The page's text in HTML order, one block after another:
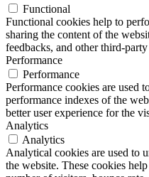
Functional
Functional cookies help to
sharing the content of the
feedbacks, and other third-party
Performance
Performance
Performance cookies are used
performance indexes of the
better user experience for the
Analytics
Analytics
Analytical cookies are used to
the website. These cookies